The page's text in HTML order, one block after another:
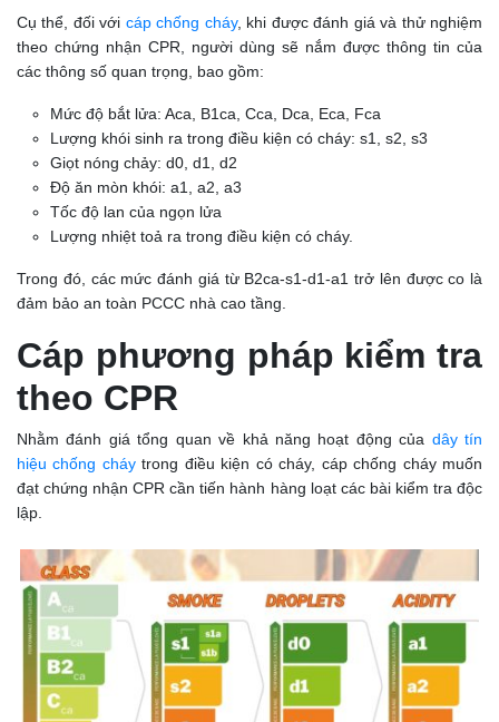
Cụ thể, đối với cáp chống cháy, khi được đánh giá và thử nghiệm
theo chứng nhận CPR, người dùng sẽ nắm được thông tin của
các thông số quan trọng, bao gồm:
Mức độ bắt lửa: Aca, B1ca, Cca, Dca, Eca, Fca
Lượng khói sinh ra trong điều kiện có cháy: s1, s2, s3
Giọt nóng chảy: d0, d1, d2
Độ ăn mòn khói: a1, a2, a3
Tốc độ lan của ngọn lửa
Lượng nhiệt toả ra trong điều kiện có cháy.
Trong đó, các mức đánh giá từ B2ca-s1-d1-a1 trở lên được co là
đảm bảo an toàn PCCC nhà cao tầng.
Cáp phương pháp kiểm tra
theo CPR
Nhằm đánh giá tổng quan về khả năng hoạt động của dây tín
hiệu chống cháytrong điều kiện có cháy, cáp chống cháy muốn
đạt chứng nhận CPR cần tiến hành hàng loạt các bài kiểm tra độc
lập.